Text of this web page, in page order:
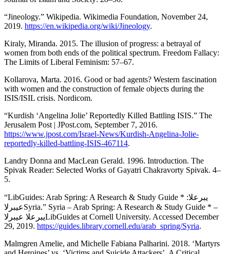
“Jineology.” Wikipedia. Wikimedia Foundation, November 24,
2019. https://en.wikipedia.org/wiki/Jineology.
Kiraly, Miranda. 2015. The illusion of progress: a betrayal of
women from both ends of the political spectrum. Freedom Fallacy:
The Limits of Liberal Feminism: 57–67.
Kollarova, Marta. 2016. Good or bad agents? Western fascination
with women and the construction of female objects during the
ISIS/ISIL crisis. Nordicom.
“Kurdish ‘Angelina Jolie’ Reportedly Killed Battling ISIS.” The
Jerusalem Post | JPost.com, September 7, 2016.
https://www.jpost.com/Israel-News/Kurdish-Angelina-Jolie-
reportedly-killed-battling-ISIS-467114.
Landry Donna and MacLean Gerald. 1996. Introduction. The
Spivak Reader: Selected Works of Gayatri Chakravorty Spivak. 4–
5.
“LibGuides: Arab Spring: A Research & Study Guide * :يبرعلا
عيبرلاSyria.” Syria – Arab Spring: A Research & Study Guide * –
يبرعلا عيبرلاLibGuides at Cornell University. Accessed December
29, 2019. https://guides.library.cornell.edu/arab_spring/Syria.
Malmgren Amelie, and Michelle Fabiana Palharini. 2018. ‘Martyrs